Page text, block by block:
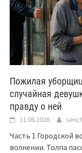
Пожилая
случайная
правду о ней
11.06.2026
Часть 1 Городской
волнении. Толпа